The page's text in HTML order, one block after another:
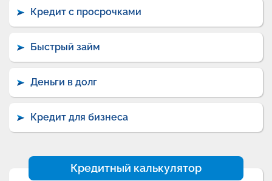
Кредит с просрочками
Быстрый займ
Деньги в долг
Кредит для бизнеса
Кредитный калькулятор